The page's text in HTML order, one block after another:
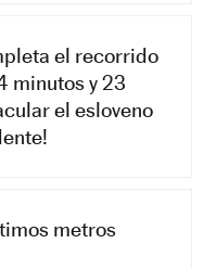
el recorrido
minutos y 23
el esloveno
metros